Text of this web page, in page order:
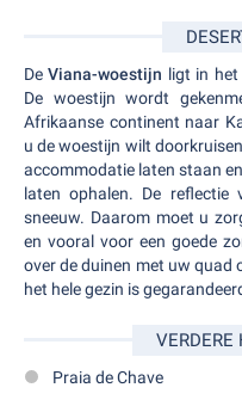
DeViana-woestijn ligt in het
De woestijn wordt
Afrikaanse continent naar
u de woestijn wilt
accommodatie laten staan
laten ophalen. De
sneeuw. Daarom moet u
en vooral voor een goede
over de duinen met uw quad
het hele gezin is
VERDERE
Praia de Chave